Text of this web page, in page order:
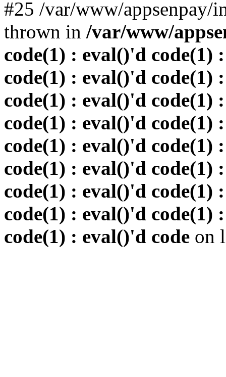
#25 /var/www/
thrown in /var/www/
code(1) : eval()'d code(1)
code(1) : eval()'d code(1)
code(1) : eval()'d code(1)
code(1) : eval()'d code(1)
code(1) : eval()'d code(1)
code(1) : eval()'d code(1)
code(1) : eval()'d code(1)
code(1) : eval()'d code(1)
code(1) : eval()'d code on